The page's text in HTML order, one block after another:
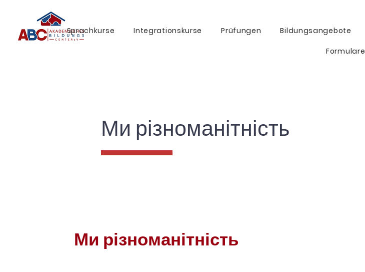
Sprachkurse Integrationskurse Prüfungen Bildungsangebote
Formulare
Ми різноманітність
Ми різноманітність